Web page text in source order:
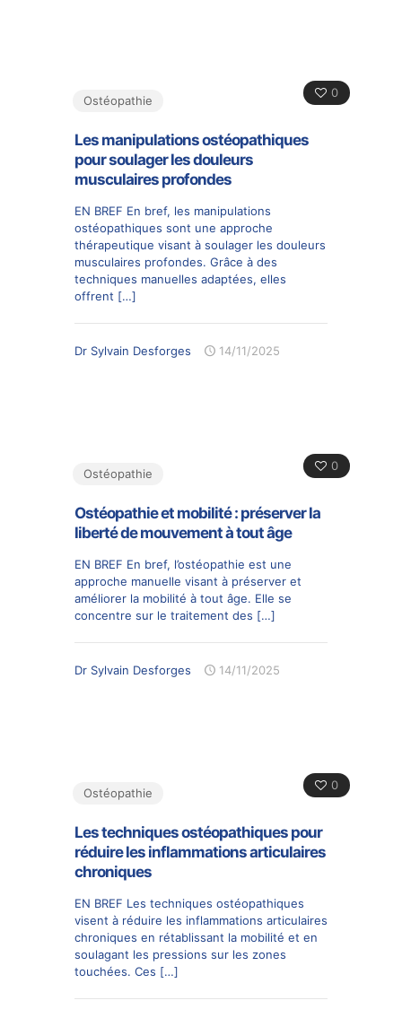
0
Ostéopathie
Les manipulations ostéopathiques
pour soulager les douleurs
musculaires profondes
EN BREF En bref, les manipulations
ostéopathiques sont une approche
thérapeutique visant à soulager les douleurs
musculaires profondes. Grâce à des
techniques manuelles adaptées, elles
offrent […]
Dr Sylvain Desforges 14/11/2025
0
Ostéopathie
Ostéopathie et mobilité : préserver la
liberté de mouvement à tout âge
EN BREF En bref, l’ostéopathie est une
approche manuelle visant à préserver et
améliorer la mobilité à tout âge. Elle se
concentre sur le traitement des […]
Dr Sylvain Desforges 14/11/2025
0
Ostéopathie
Les techniques ostéopathiques pour
réduire les inflammations articulaires
chroniques
EN BREF Les techniques ostéopathiques
visent à réduire les inflammations articulaires
chroniques en rétablissant la mobilité et en
soulagant les pressions sur les zones
touchées. Ces […]